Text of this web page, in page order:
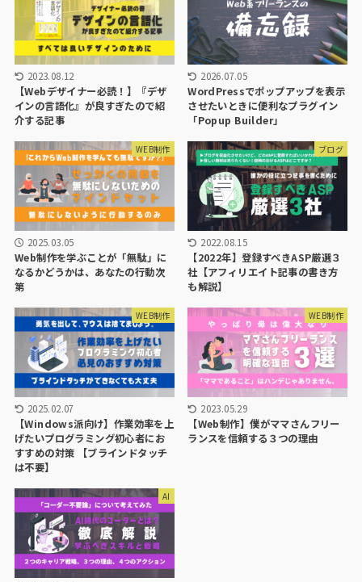
2023.08.12
【Webデザイナー必読！】『デザ
インの言語化』が良すぎたので紹
介する記事
2026.07.05
WordPressでポップアップを表示
させたいときに便利なプラグイン
「Popup Builder」
WEB制作
2025.03.05
Web制作を学ぶことが「無駄」に
なるかどうかは、あなたの行動次
第
ブログ
2022.08.15
【2022年】登録すべきASP厳選３
社【アフィリエイト記事の書き方
も解説】
WEB制作
2025.02.07
【Windows派向け】作業効率を上
げたいプログラミング初心者にお
すすめの対策 【ブラインドタッチ
は不要】
WEB制作
2023.05.29
【Web制作】僕がママさんフリー
ランスを信頼する３つの理由
AI